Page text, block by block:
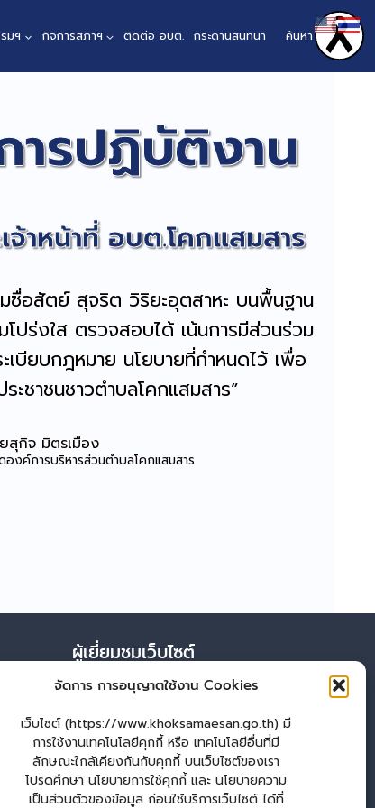
จัดการ การอนุญาตใช้งาน Cookies
เว็บไซต์ (https://www.khoksamaesan.go.th) มี
การใช้งานเทคโนโลยีคุกกี้ หรือ เทคโนโลยีอื่นที่มี
ลักษณะใกล้เคียงกันกับคุกกี้ บนเว็บไซต์ของเรา
โปรดศึกษา นโยบายการใช้คุกกี้ และ นโยบายความ
เป็นส่วนตัวของข้อมูล ก่อนใช้บริการเว็บไซต์ ได้ที่
มฯ กิจการสภาฯ ติดต่อ อบต. กระดานสนทนา ค้นหา
ารปฏิบัติงาน
าหน้าที่ อบต.โคกแสมสาร
ซื่อสัตย์ สุจริต วิริยะอุตสาหะ บนพื้นฐาน
ปร่งใส ตรวจสอบได้ เน้นการมีส่วนร่วม
เบียบกฎหมาย นโยบายที่กำหนดไว้ เพื่อ
ะชาชนชาวตำบลโคกแสมสาร”
สุกิจ มิตรเมือง
องค์การบริหารส่วนตำบลโคกแสมสาร
ผู้เยี่ยมชมเว็บไซต์
ผู้เยี่ยมชม : 26
Login
เข้าสู่ระบบ
จัดทำเว็บไซต์